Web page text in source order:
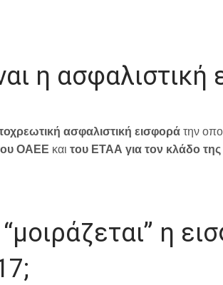
η
ασφαλιστική εισφορά την
ΟΑΕΕ και του ΕΤΑΑ για τον κλάδο
η